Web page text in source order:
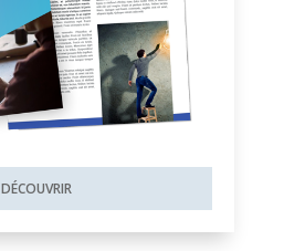
DÉCOUVRIR